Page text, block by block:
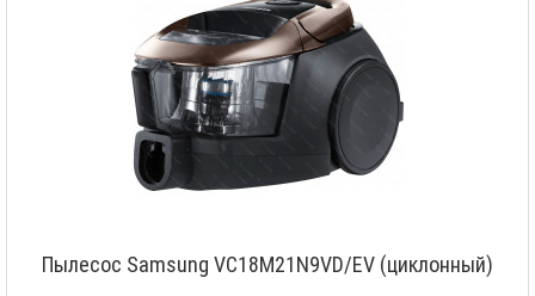
Пылесос Samsung VC18M21N9VD/EV (циклонный)